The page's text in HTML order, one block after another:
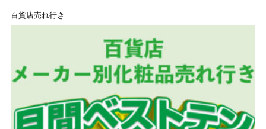
百貨店売れ行き